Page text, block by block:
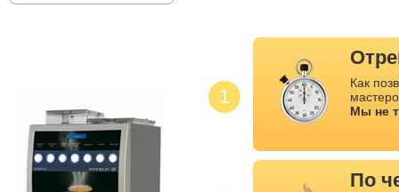
1
Как
Мы не
По